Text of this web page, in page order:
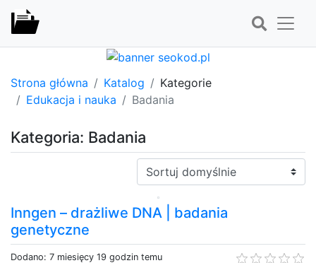
Strona główna Katalog
Kategorie
Edukacja i nauka
Badania
Kategoria: Badania
Sortuj:
Inngen – drażliwe DNA | badania
genetyczne
Dodano: 7 miesięcy 19 godzin temu